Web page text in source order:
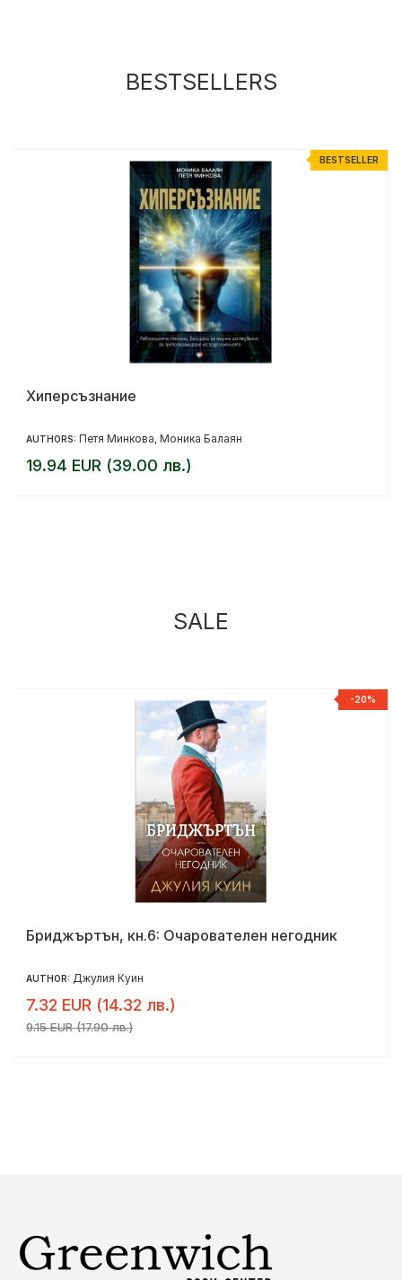
BESTSELLERS
BESTSELLER
Хиперсъзнание
AUTHORS: Петя Минкова Моника Балаян
19.94 EUR (39.00 лв.)
SALE
-20%
Бриджъртън, кн.6: Очарователен негодник
AUTHOR: Джулия Куин
7.32 EUR (14.32 лв.)
9.15 EUR (17.90 лв.)